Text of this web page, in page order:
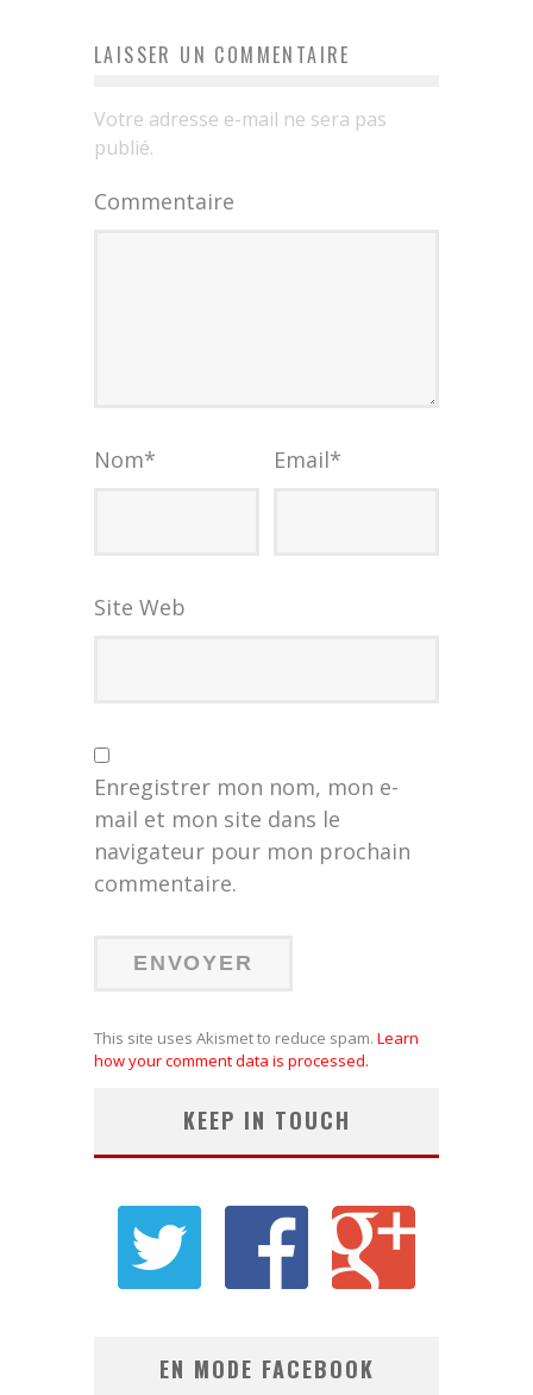
LAISSER UN COMMENTAIRE
Votre adresse e-mail ne sera pas
publié.
Commentaire
Nom* Email*
Site Web
Enregistrer mon nom, mon e-
mail et mon site dans le
navigateur pour mon prochain
commentaire.
This site uses Akismet to reduce spam. Learn
how your comment data is processed.
KEEP IN TOUCH
EN MODE FACEBOOK